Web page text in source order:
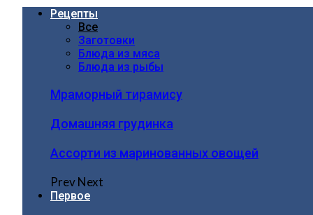
Рецепты
Все
Заготовки
Блюда из мяса
Блюда из рыбы
Мраморный тирамису
Домашняя грудинка
Ассорти из маринованных овощей
PrevNext
Первое